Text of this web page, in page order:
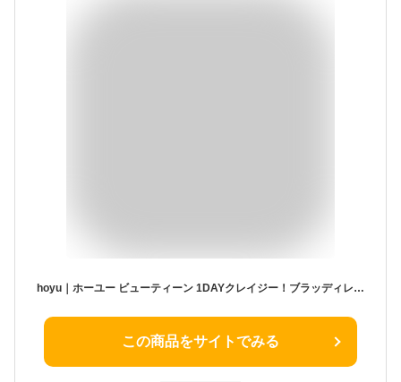
hoyu｜ホーユー ビューティーン 1DAYクレイジー！ブラッディレッド 35g ヘアカラースプレー ビューティーン 1DAYクレイジー！
この商品をサイトでみる